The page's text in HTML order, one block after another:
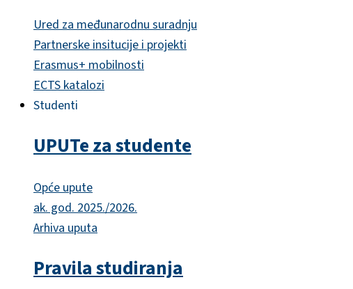
Ured za međunarodnu suradnju
Partnerske insitucije i projekti
Erasmus+ mobilnosti
ECTS katalozi
Studenti
UPUTe za studente
Opće upute
ak. god. 2025./2026.
Arhiva uputa
Pravila studiranja